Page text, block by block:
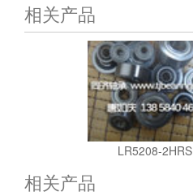
相关产品
LR5208-2HRS
相关产品